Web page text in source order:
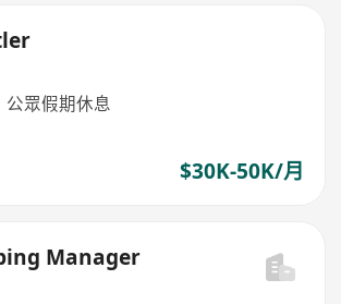
公眾假期休息
$30K-50K/月
Manager